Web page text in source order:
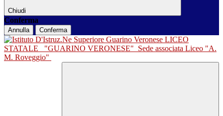
Chiudi
Conferma
Annulla Conferma
LICEO
STATALE
"GUARINO VERONESE" Sede associata Liceo "A.
M. Roveggio"